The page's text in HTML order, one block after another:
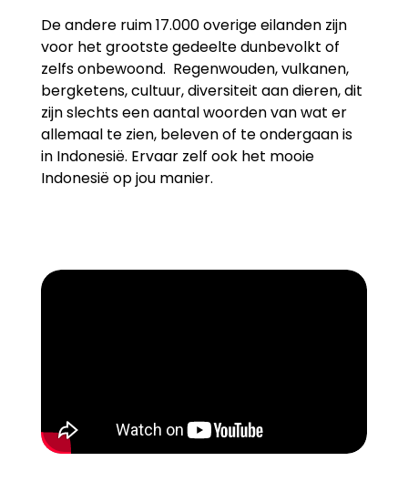
De andere ruim 17.000 overige eilanden zijn
voor het grootste gedeelte dunbevolkt of
zelfs onbewoond. Regenwouden, vulkanen,
bergketens, cultuur, diversiteit aan dieren, dit
zijn slechts een aantal woorden van wat er
allemaal te zien, beleven of te ondergaan is
in Indonesië. Ervaar zelf ook het mooie
Indonesië op jou manier.